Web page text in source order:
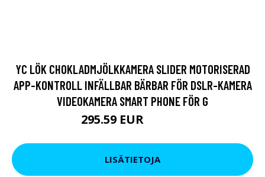
YC LÖK CHOKLADMJÖLKKAMERA SLIDER MOTORISERAD
APP-KONTROLL INFÄLLBAR BÄRBAR FÖR DSLR-KAMERA
VIDEOKAMERA SMART PHONE FÖR G
295.59 EUR
LISÄTIETOJA